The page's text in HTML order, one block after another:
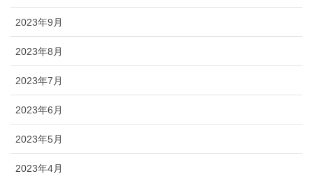
2023年9月
2023年8月
2023年7月
2023年6月
2023年5月
2023年4月